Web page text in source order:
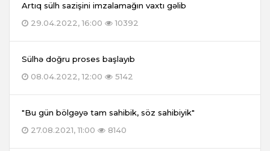
Artıq sülh sazişini imzalamağın vaxtı gəlib
29.04.2022, 16:00
10392
Sülhə doğru proses başlayıb
08.04.2022, 12:00
5142
"Bu gün bölgəyə tam sahibik, söz sahibiyik"
27.08.2021, 11:00
8140